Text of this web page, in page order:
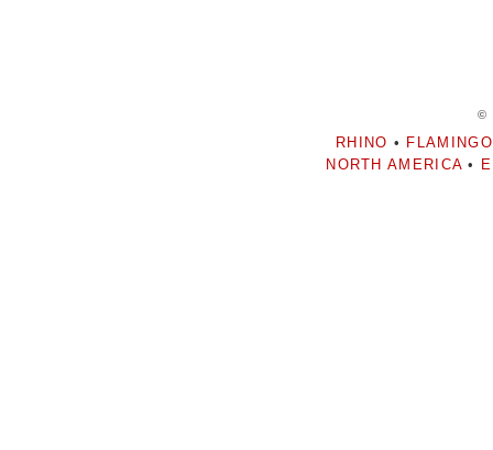
©
RHINO • FLAMINGO
NORTH AMERICA •